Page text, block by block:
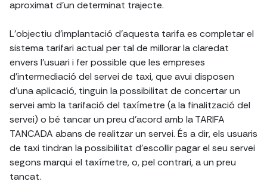
aproximat d'un determinat trajecte.
L'objectiu d'implantació d'aquesta tarifa es completar el
sistema tarifari actual per tal de millorar la claredat
envers l'usuari i fer possible que les empreses
d'intermediació del servei de taxi, que avui disposen
d'una aplicació, tinguin la possibilitat de concertar un
servei amb la tarifació del taxímetre (a la finalització del
servei) o bé tancar un preu d'acord amb la TARIFA
TANCADA abans de realitzar un servei. És a dir, els usuaris
de taxi tindran la possibilitat d'escollir pagar el seu servei
segons marqui el taxímetre, o, pel contrari, a un preu
tancat.